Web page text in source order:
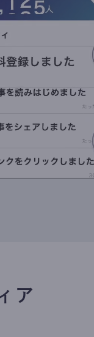
ア